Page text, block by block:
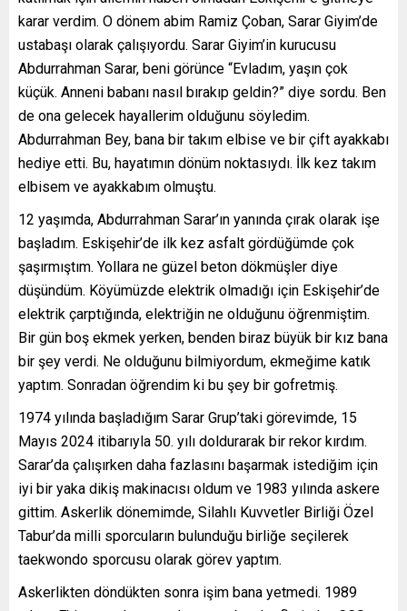
karar verdim. O dönem abim Ramiz Çoban, Sarar Giyim’de
ustabaşı olarak çalışıyordu. Sarar Giyim’in kurucusu
Abdurrahman Sarar, beni görünce “Evladım, yaşın çok
küçük. Anneni babanı nasıl bırakıp geldin?” diye sordu. Ben
de ona gelecek hayallerim olduğunu söyledim.
Abdurrahman Bey, bana bir takım elbise ve bir çift ayakkabı
hediye etti. Bu, hayatımın dönüm noktasıydı. İlk kez takım
elbisem ve ayakkabım olmuştu.
12 yaşımda, Abdurrahman Sarar’ın yanında çırak olarak işe
başladım. Eskişehir’de ilk kez asfalt gördüğümde çok
şaşırmıştım. Yollara ne güzel beton dökmüşler diye
düşündüm. Köyümüzde elektrik olmadığı için Eskişehir’de
elektrik çarptığında, elektriğin ne olduğunu öğrenmiştim.
Bir gün boş ekmek yerken, benden biraz büyük bir kız bana
bir şey verdi. Ne olduğunu bilmiyordum, ekmeğime katık
yaptım. Sonradan öğrendim ki bu şey bir gofretmiş.
1974 yılında başladığım Sarar Grup’taki görevimde, 15
Mayıs 2024 itibarıyla 50. yılı doldurarak bir rekor kırdım.
Sarar’da çalışırken daha fazlasını başarmak istediğim için
iyi bir yaka dikiş makinacısı oldum ve 1983 yılında askere
gittim. Askerlik dönemimde, Silahlı Kuvvetler Birliği Özel
Tabur’da milli sporcuların bulunduğu birliğe seçilerek
taekwondo sporcusu olarak görev yaptım.
Askerlikten döndükten sonra işim bana yetmedi. 1989